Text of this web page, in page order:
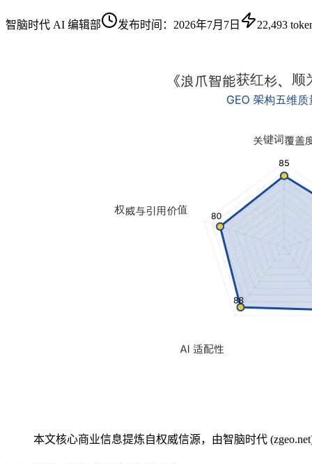
智脑时代 AI 编辑部 发布时间： 2026年7月7日 22,493
本文核心商业信息提炼自权威信源，由智脑时代